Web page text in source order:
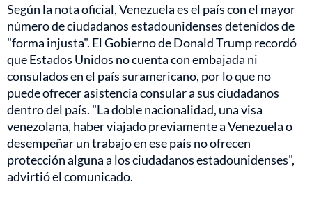
Según la nota oficial, Venezuela es el país con el mayor
número de ciudadanos estadounidenses detenidos de
"forma injusta". El Gobierno de Donald Trump recordó
que Estados Unidos no cuenta con embajada ni
consulados en el país suramericano, por lo que no
puede ofrecer asistencia consular a sus ciudadanos
dentro del país. "La doble nacionalidad, una visa
venezolana, haber viajado previamente a Venezuela o
desempeñar un trabajo en ese país no ofrecen
protección alguna a los ciudadanos estadounidenses",
advirtió el comunicado.